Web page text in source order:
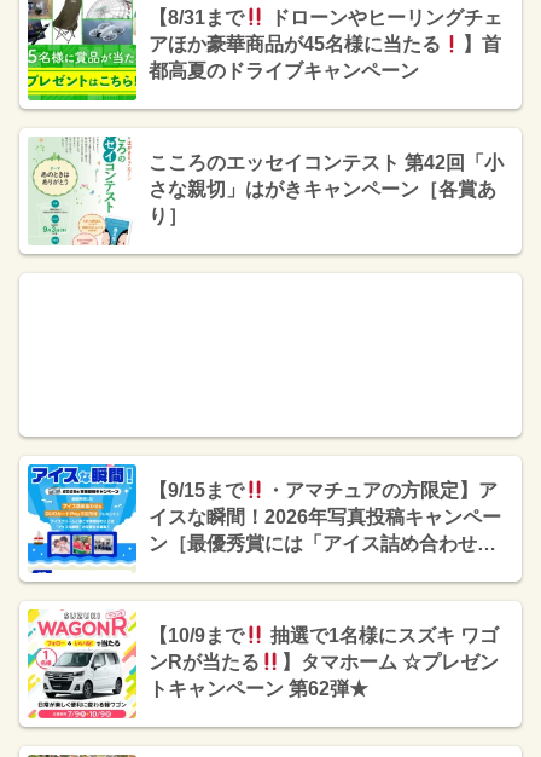
【8/31まで
ドローンやヒーリングチェ
アほか豪華商品が45名様に当たる
】首
都高夏のドライブキャンペーン
こころのエッセイコンテスト 第42回「小
さな親切」はがきキャンペーン［各賞あ
り］
【9/15まで
・アマチュアの方限定】ア
イスな瞬間！2026年写真投稿キャンペー
ン［最優秀賞には「アイス詰め合わせ＆
【10/9まで
抽選で1名様にスズキ ワゴ
ンRが当たる
】タマホーム ☆プレゼン
トキャンペーン 第62弾★